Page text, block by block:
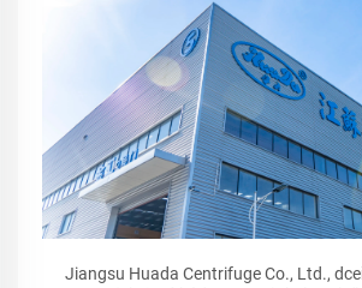
Jiangsu Huada Centrifuge Co., Ltd.,